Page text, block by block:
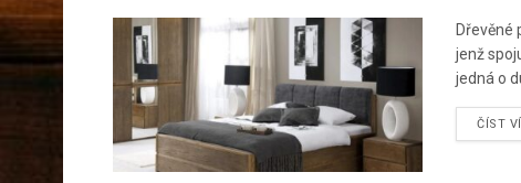
Dřevěné
jenž
jedná o
ČÍST